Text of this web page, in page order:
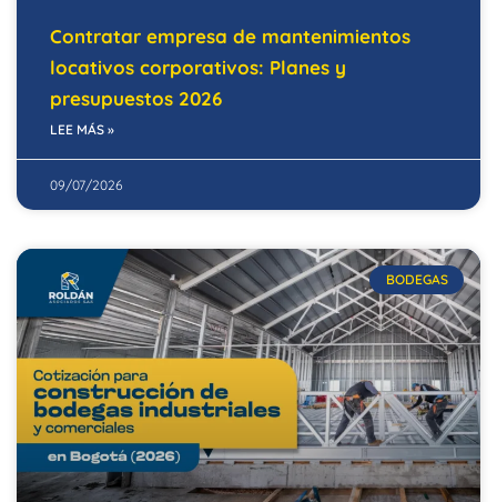
Contratar empresa de mantenimientos
locativos corporativos: Planes y
presupuestos 2026
LEE MÁS »
09/07/2026
BODEGAS